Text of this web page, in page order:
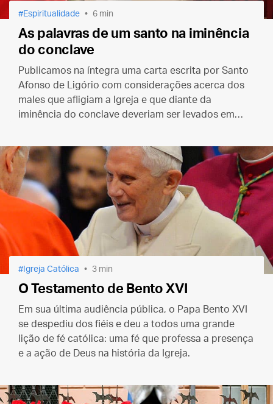
Espiritualidade 6 min
As palavras de um santo na iminência
do conclave
Publicamos na íntegra uma carta escrita por Santo
Afonso de Ligório com considerações acerca dos
males que afligiam a Igreja e que diante da
iminência do conclave deveriam ser levados em
Igreja Católica 3 min
O Testamento de Bento XVI
Em sua última audiência pública, o Papa Bento XVI
se despediu dos fiéis e deu a todos uma grande
lição de fé católica: uma fé que professa a presença
e a ação de Deus na história da Igreja.